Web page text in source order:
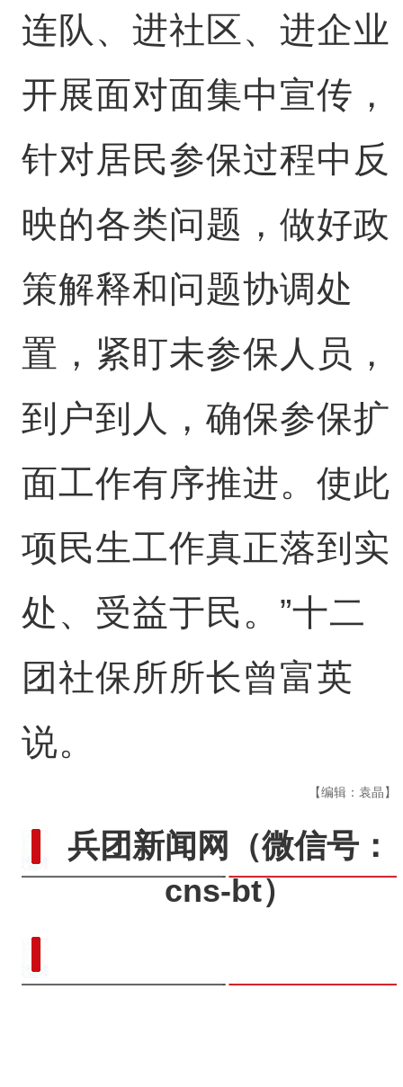
连队、进社区、进企业
开展面对面集中宣传，
针对居民参保过程中反
映的各类问题，做好政
策解释和问题协调处
置，紧盯未参保人员，
到户到人，确保参保扩
面工作有序推进。使此
项民生工作真正落到实
处、受益于民。”十二
团社保所所长曾富英
说。
【编辑：袁晶】
兵团新闻网
（微信号：
cns-bt）